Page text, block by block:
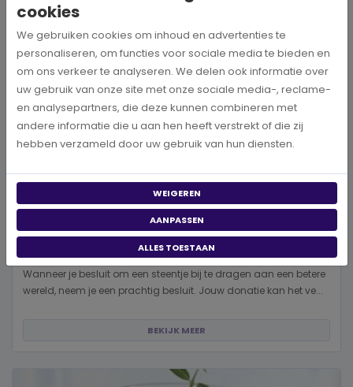
Hoe kies je een goed doel dat écht bij je past?
Wanneer je besluit om een steentje bij te dragen aan een betere
wereld, neem je een prachtig besluit. Jouw donatie kan het ve...
BEKIJK MEER
cookies
We gebruiken cookies om inhoud en advertenties te
personaliseren, om functies voor sociale media te bieden en
om ons verkeer te analyseren. We delen ook informatie over
uw gebruik van onze site met onze sociale media-, reclame-
en analysepartners, die deze kunnen combineren met
andere informatie die u aan hen heeft verstrekt of die zij
hebben verzameld door uw gebruik van hun diensten.
WEIGEREN
AANPASSEN
ALLES TOESTAAN